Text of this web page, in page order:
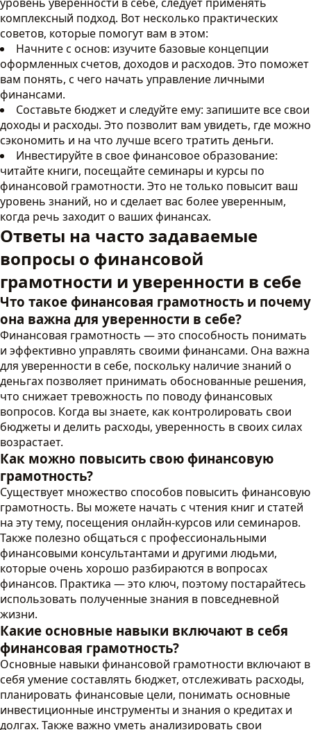
комплексный подход. Вот несколько практических
советов, которые помогут вам в этом:
Начните с основ: изучите базовые концепции
оформленных счетов, доходов и расходов. Это поможет
вам понять, с чего начать управление личными
финансами.
Составьте бюджет и следуйте ему: запишите все свои
доходы и расходы. Это позволит вам увидеть, где можно
сэкономить и на что лучше всего тратить деньги.
Инвестируйте в свое финансовое образование:
читайте книги, посещайте семинары и курсы по
финансовой грамотности. Это не только повысит ваш
уровень знаний, но и сделает вас более уверенным,
когда речь заходит о ваших финансах.
Ответы на часто задаваемые
вопросы о финансовой
грамотности и уверенности в себе
Что такое финансовая грамотность и почему
она важна для уверенности в себе?
Финансовая грамотность — это способность понимать
и эффективно управлять своими финансами. Она важна
для уверенности в себе, поскольку наличие знаний о
деньгах позволяет принимать обоснованные решения,
что снижает тревожность по поводу финансовых
вопросов. Когда вы знаете, как контролировать свои
бюджеты и делить расходы, уверенность в своих силах
возрастает.
Как можно повысить свою финансовую
грамотность?
Существует множество способов повысить финансовую
грамотность. Вы можете начать с чтения книг и статей
на эту тему, посещения онлайн-курсов или семинаров.
Также полезно общаться с профессиональными
финансовыми консультантами и другими людьми,
которые очень хорошо разбираются в вопросах
финансов. Практика — это ключ, поэтому постарайтесь
использовать полученные знания в повседневной
жизни.
Какие основные навыки включают в себя
финансовая грамотность?
Основные навыки финансовой грамотности включают в
себя умение составлять бюджет, отслеживать расходы,
планировать финансовые цели, понимать основные
инвестиционные инструменты и знания о кредитах и
долгах. Также важно уметь анализировать свои